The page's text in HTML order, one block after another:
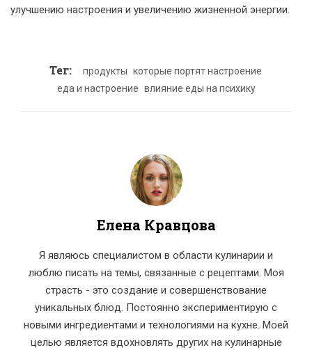
улучшению настроения и увеличению жизненной энергии.
Тег: продукты которые портят настроение
еда и настроение влияние еды на психику
Елена Кравцова
Я являюсь специалистом в области кулинарии и
люблю писать на темы, связанные с рецептами. Моя
страсть - это создание и совершенствование
уникальных блюд. Постоянно экспериментирую с
новыми ингредиентами и технологиями на кухне. Моей
целью является вдохновлять других на кулинарные